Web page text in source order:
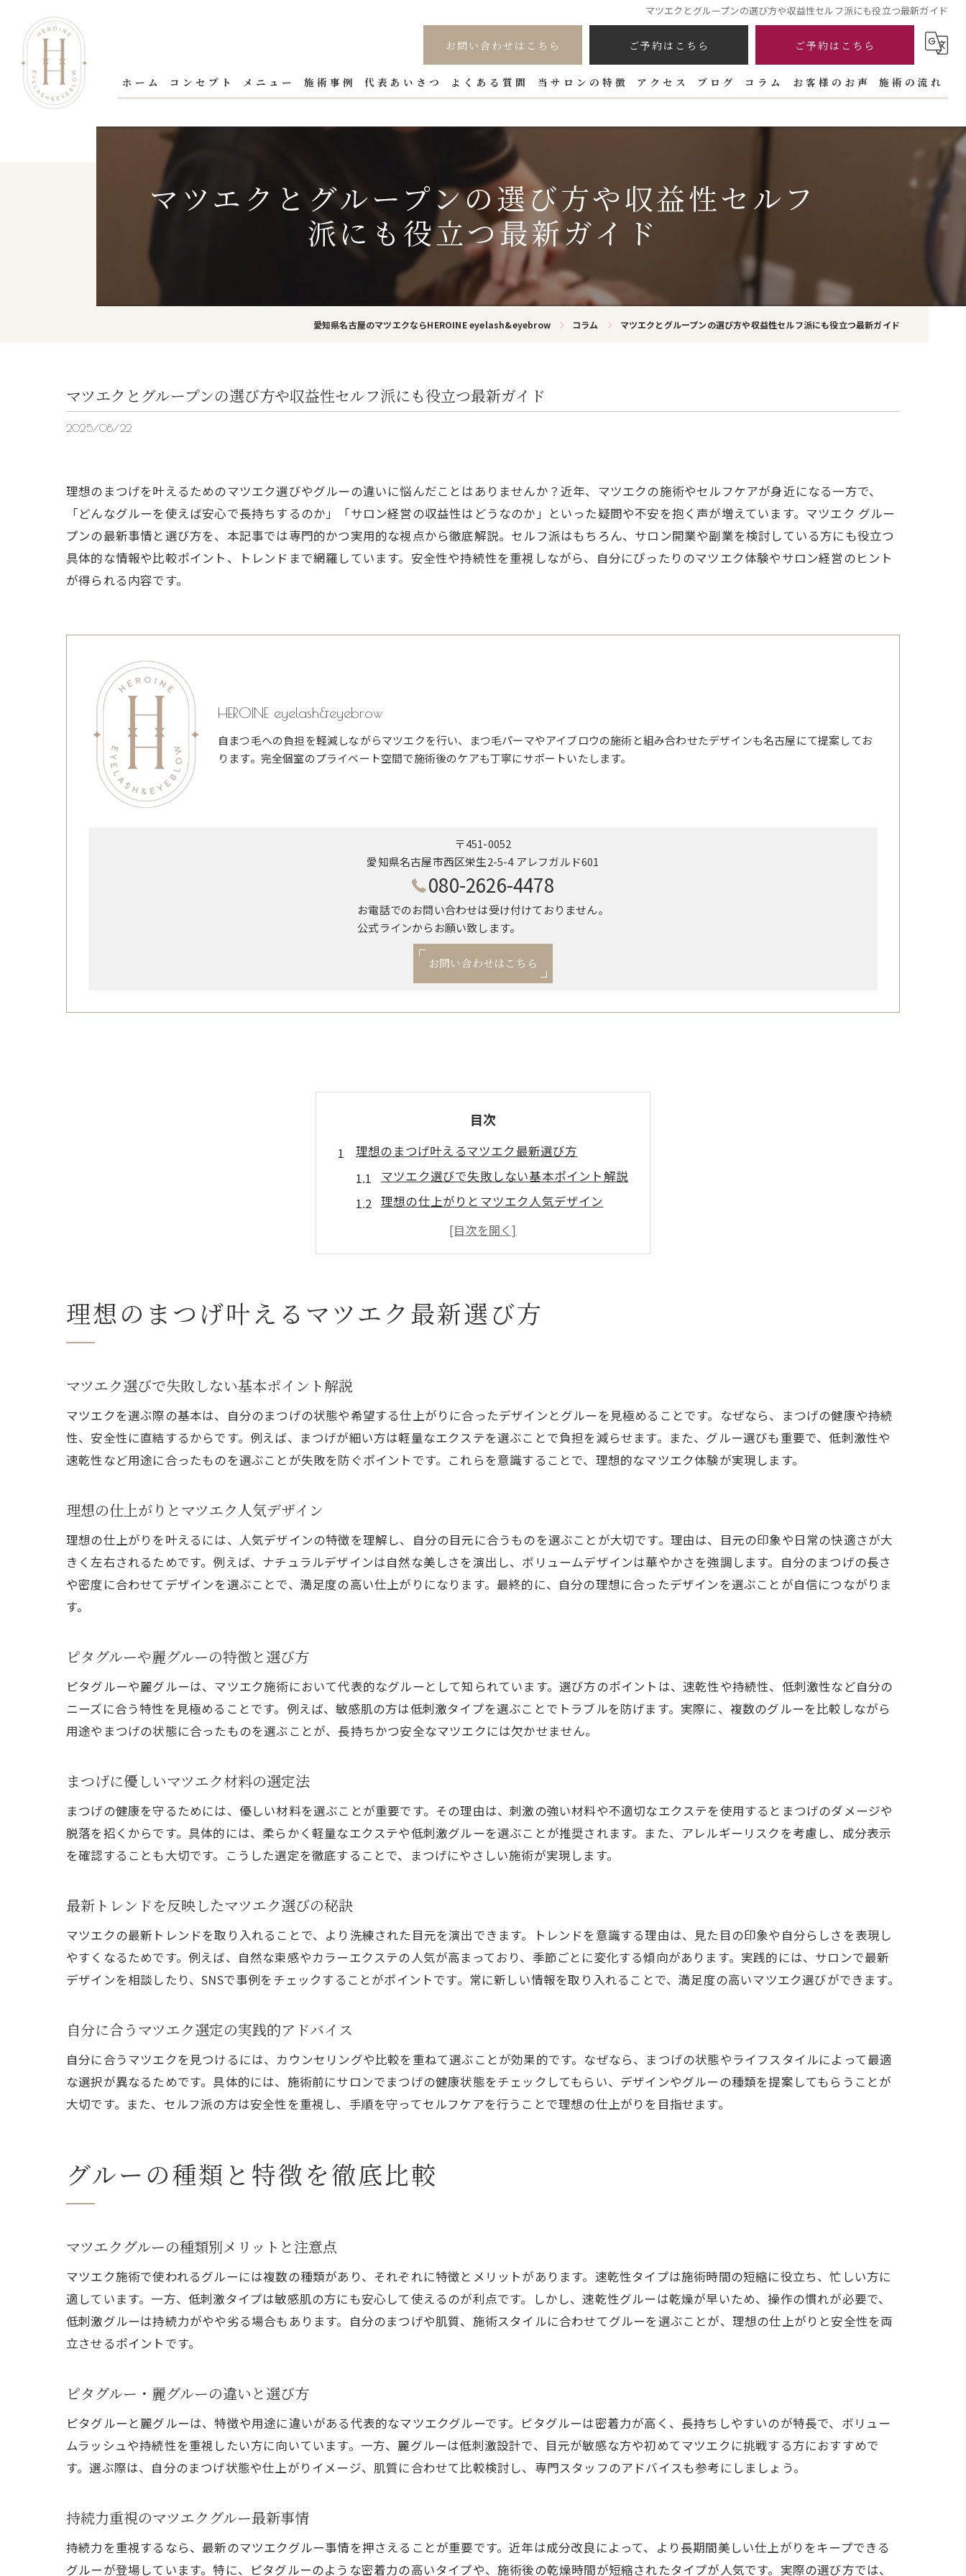
マツエクとグループンの選び方や収益性セルフ派にも役立つ最新ガイド
お問い合わせはこちら ご予約はこちら ご予約はこちら
ホーム コンセプト メニュー 施術事例 代表あいさつ よくある質問 当サロンの特徴
LED
フラットラッシュ
リフトアップ
アクセス ブログ コラム お客様のお声 施術の流れ
マツエクとグループンの選び方や収益性セルフ
派にも役立つ最新ガイド
愛知県名古屋のマツエクならHEROINE eyelash&eyebrow コラム マツエクとグループンの選び方や収益性セルフ派にも役立つ最新ガイド
マツエクとグループンの選び方や収益性セルフ派にも役立つ最新ガイド
2025/08/22
理想のまつげを叶えるためのマツエク選びやグルーの違いに悩んだことはありませんか？近年、マツエクの施術やセルフケアが身近になる一方で、
「どんなグルーを使えば安心で長持ちするのか」「サロン経営の収益性はどうなのか」といった疑問や不安を抱く声が増えています。マツエク グルー
プンの最新事情と選び方を、本記事では専門的かつ実用的な視点から徹底解説。セルフ派はもちろん、サロン開業や副業を検討している方にも役立つ
具体的な情報や比較ポイント、トレンドまで網羅しています。安全性や持続性を重視しながら、自分にぴったりのマツエク体験やサロン経営のヒント
が得られる内容です。
HEROINE eyelash&eyebrow
自まつ毛への負担を軽減しながらマツエクを行い、まつ毛パーマやアイブロウの施術と組み合わせたデザインも名古屋にて提案してお
ります。完全個室のプライベート空間で施術後のケアも丁寧にサポートいたします。
〒451-0052
愛知県名古屋市西区栄生2-5-4 アレフガルド601
080-2626-4478
お電話でのお問い合わせは受け付けておりません。
公式ラインからお願い致します。
お問い合わせはこちら
目次
理想のまつげ叶えるマツエク最新選び方
マツエク選びで失敗しない基本ポイント解説
理想の仕上がりとマツエク人気デザイン
ピタグルーや麗グルーの特徴と選び方
まつげに優しいマツエク材料の選定法
自分に合うマツエク選定の実践的アドバイス
グルーの種類と特徴を徹底比較
刺激の少ないマツエクグルーの選択基準
セルフ・サロン向けグルー比較ポイント
マツエクグルー選びと取扱いの注意点
ピタグルー・麗グルー活用セルフのコツ
安全性重視で選ぶグルーの選択基準
安全性に優れたマツエクグルーの見極め方
ピタグルーや麗グルーの安全性比較
安全なマツエク施術のための注意事項
グルー選びで大切な成分と評価ポイント
収益性を高めるマツエク経営のヒント
マツエク人気と経営安定化の実践戦略
セルフ派需要を活かした新サービス展開
効率的な仕入れでコストカットする秘訣
長持ちするマツエクの条件と選び方解説
ピタグルー・麗グルーで持続力を比較
持続性重視のマツエク活用術まとめ
最新マツエク技術で叶う長持ち体験
ピタグルー・麗グルーの購入時注意点
安心して使えるマツエクグルー入手方法
正規品マツエクグルーを見極めるコツ
自分に合うマツエクデザインの見つけ方
グルー選びで迷わないための実践法
理想のまつげ叶えるマツエク最新選び方
マツエク選びで失敗しない基本ポイント解説
マツエクを選ぶ際の基本は、自分のまつげの状態や希望する仕上がりに合ったデザインとグルーを見極めることです。なぜなら、まつげの健康や持続
性、安全性に直結するからです。例えば、まつげが細い方は軽量なエクステを選ぶことで負担を減らせます。また、グルー選びも重要で、低刺激性や
速乾性など用途に合ったものを選ぶことが失敗を防ぐポイントです。これらを意識することで、理想的なマツエク体験が実現します。
理想の仕上がりとマツエク人気デザイン
理想の仕上がりを叶えるには、人気デザインの特徴を理解し、自分の目元に合うものを選ぶことが大切です。理由は、目元の印象や日常の快適さが大
きく左右されるためです。例えば、ナチュラルデザインは自然な美しさを演出し、ボリュームデザインは華やかさを強調します。自分のまつげの長さ
や密度に合わせてデザインを選ぶことで、満足度の高い仕上がりになります。最終的に、自分の理想に合ったデザインを選ぶことが自信につながりま
す。
ピタグルーや麗グルーの特徴と選び方
ピタグルーや麗グルーは、マツエク施術において代表的なグルーとして知られています。選び方のポイントは、速乾性や持続性、低刺激性など自分の
ニーズに合う特性を見極めることです。例えば、敏感肌の方は低刺激タイプを選ぶことでトラブルを防げます。実際に、複数のグルーを比較しながら
用途やまつげの状態に合ったものを選ぶことが、長持ちかつ安全なマツエクには欠かせません。
まつげに優しいマツエク材料の選定法
まつげの健康を守るためには、優しい材料を選ぶことが重要です。その理由は、刺激の強い材料や不適切なエクステを使用するとまつげのダメージや
脱落を招くからです。具体的には、柔らかく軽量なエクステや低刺激グルーを選ぶことが推奨されます。また、アレルギーリスクを考慮し、成分表示
を確認することも大切です。こうした選定を徹底することで、まつげにやさしい施術が実現します。
最新トレンドを反映したマツエク選びの秘訣
マツエクの最新トレンドを取り入れることで、より洗練された目元を演出できます。トレンドを意識する理由は、見た目の印象や自分らしさを表現し
やすくなるためです。例えば、自然な束感やカラーエクステの人気が高まっており、季節ごとに変化する傾向があります。実践的には、サロンで最新
デザインを相談したり、SNSで事例をチェックすることがポイントです。常に新しい情報を取り入れることで、満足度の高いマツエク選びができます。
自分に合うマツエク選定の実践的アドバイス
自分に合うマツエクを見つけるには、カウンセリングや比較を重ねて選ぶことが効果的です。なぜなら、まつげの状態やライフスタイルによって最適
な選択が異なるためです。具体的には、施術前にサロンでまつげの健康状態をチェックしてもらい、デザインやグルーの種類を提案してもらうことが
大切です。また、セルフ派の方は安全性を重視し、手順を守ってセルフケアを行うことで理想の仕上がりを目指せます。
グルーの種類と特徴を徹底比較
マツエクグルーの種類別メリットと注意点
マツエク施術で使われるグルーには複数の種類があり、それぞれに特徴とメリットがあります。速乾性タイプは施術時間の短縮に役立ち、忙しい方に
適しています。一方、低刺激タイプは敏感肌の方にも安心して使えるのが利点です。しかし、速乾性グルーは乾燥が早いため、操作の慣れが必要で、
低刺激グルーは持続力がやや劣る場合もあります。自分のまつげや肌質、施術スタイルに合わせてグルーを選ぶことが、理想の仕上がりと安全性を両
立させるポイントです。
ピタグルー・麗グルーの違いと選び方
ピタグルーと麗グルーは、特徴や用途に違いがある代表的なマツエクグルーです。ピタグルーは密着力が高く、長持ちしやすいのが特長で、ボリュー
ムラッシュや持続性を重視したい方に向いています。一方、麗グルーは低刺激設計で、目元が敏感な方や初めてマツエクに挑戦する方におすすめで
す。選ぶ際は、自分のまつげ状態や仕上がりイメージ、肌質に合わせて比較検討し、専門スタッフのアドバイスも参考にしましょう。
持続力重視のマツエクグルー最新事情
持続力を重視するなら、最新のマツエクグルー事情を押さえることが重要です。近年は成分改良によって、より長期間美しい仕上がりをキープできる
グルーが登場しています。特に、ピタグルーのような密着力の高いタイプや、施術後の乾燥時間が短縮されたタイプが人気です。実際の選び方では、